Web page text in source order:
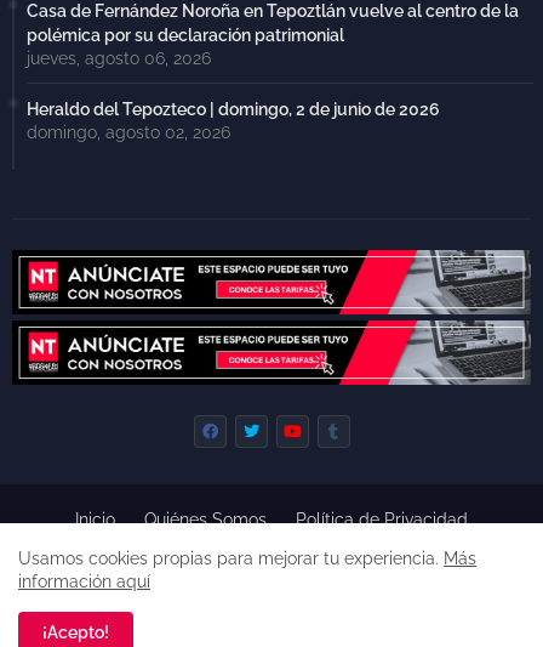
Casa de Fernández Noroña en Tepoztlán vuelve al centro de la
polémica por su declaración patrimonial
jueves, agosto 06, 2026
Heraldo del Tepozteco | domingo, 2 de junio de 2026
domingo, agosto 02, 2026
Derechos reservados, 2022 -
Una empresa de
Inicio Quiénes Somos
Política de Privacidad
Derecho de Réplica
Términos y Condiciones de Uso
Usamos cookies propias para mejorar tu experiencia. Más
información aquí
¡Acepto!